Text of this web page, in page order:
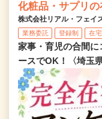
化粧品・サプリ
株式会社リアル・フェイ
業務委託 登録制 在
家事・育児の合間
ースでOK！〈埼玉県